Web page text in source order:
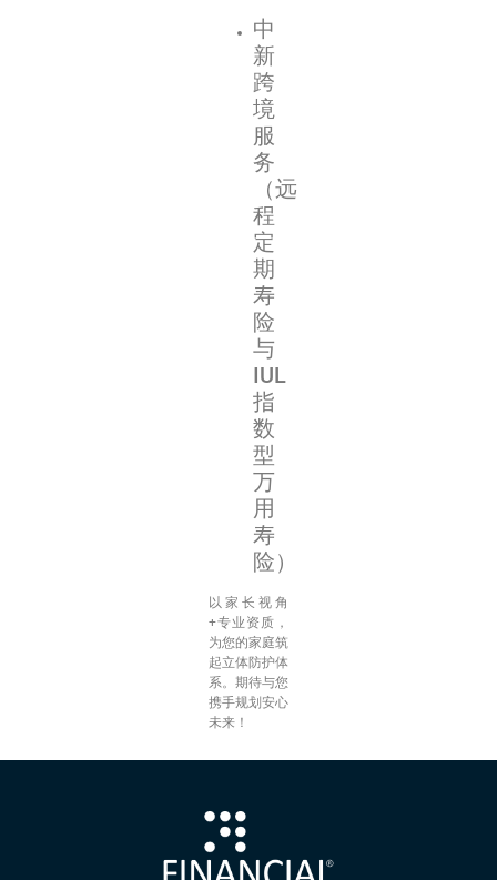
中
新
跨
境
服
务
（远
程
定
期
寿
险
与
IUL
指
数
型
万
用
寿
险）
以家长视角
+专业资质，
为您的家庭筑
起立体防护体
系。期待与您
携手规划安心
未来！